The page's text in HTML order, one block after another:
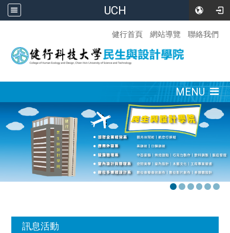
UCH
健行首頁 網站導覽 聯絡我們
MENU
訊息活動